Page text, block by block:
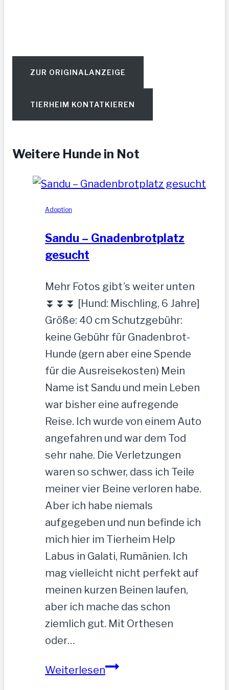
ZUR ORIGINALANZEIGE
TIERHEIM KONTATKIEREN
Weitere Hunde in Not
Adoption
Sandu – Gnadenbrotplatz
gesucht
Mehr Fotos gibt’s weiter unten
⏬⏬⏬ [Hund: Mischling, 6 Jahre]
Größe: 40 cm Schutzgebühr:
keine Gebühr für Gnadenbrot-
Hunde (gern aber eine Spende
für die Ausreisekosten) Mein
Name ist Sandu und mein Leben
war bisher eine aufregende
Reise. Ich wurde von einem Auto
angefahren und war dem Tod
sehr nahe. Die Verletzungen
waren so schwer, dass ich Teile
meiner vier Beine verloren habe.
Aber ich habe niemals
aufgegeben und nun befinde ich
mich hier im Tierheim Help
Labus in Galati, Rumänien. Ich
mag vielleicht nicht perfekt auf
meinen kurzen Beinen laufen,
aber ich mache das schon
ziemlich gut. Mit Orthesen
oder…
WeiterlesenSandu